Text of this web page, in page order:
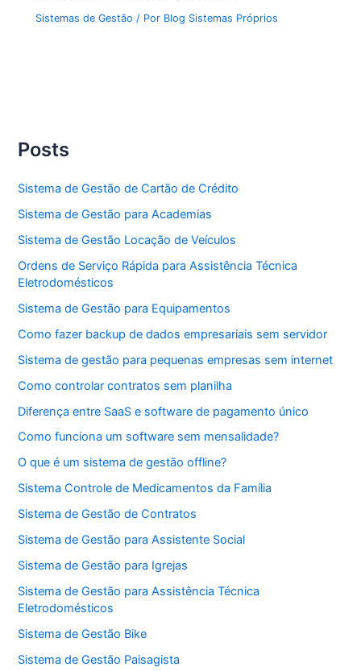
Sistemas de Gestão / Por Blog Sistemas Próprios
Posts
Sistema de Gestão de Cartão de Crédito
Sistema de Gestão para Academias
Sistema de Gestão Locação de Veículos
Ordens de Serviço Rápida para Assistência Técnica
Eletrodomésticos
Sistema de Gestão para Equipamentos
Como fazer backup de dados empresariais sem servidor
Sistema de gestão para pequenas empresas sem internet
Como controlar contratos sem planilha
Diferença entre SaaS e software de pagamento único
Como funciona um software sem mensalidade?
O que é um sistema de gestão offline?
Sistema Controle de Medicamentos da Família
Sistema de Gestão de Contratos
Sistema de Gestão para Assistente Social
Sistema de Gestão para Igrejas
Sistema de Gestão para Assistência Técnica
Eletrodomésticos
Sistema de Gestão Bike
Sistema de Gestão Paisagista